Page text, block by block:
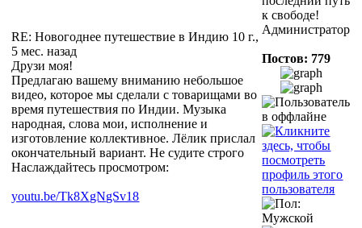
RE: Новогоднее путешествие в Индию 10 г.,
5 мес. назад
Друзи моя!
Предлагаю вашему вниманию небольшое
видео, которое мы сделали с товарищами во
время путешествия по Индии. Музыка
народная, слова мои, исполнение и
изготовление коллективное. Лёлик прислал
окончательный вариант. Не судите строго
Наслаждайтесь просмотром:
youtu.be/Tk8XgNgSv18
к свободе!
Администратор
Постов: 779